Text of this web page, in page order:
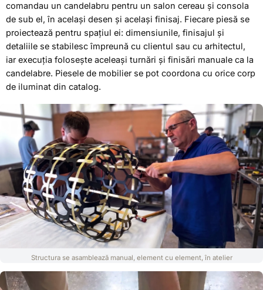
comandau un candelabru pentru un salon cereau și consola
de sub el, în același desen și același finisaj. Fiecare piesă se
proiectează pentru spațiul ei: dimensiunile, finisajul și
detaliile se stabilesc împreună cu clientul sau cu arhitectul,
iar execuția folosește aceleași turnări și finisări manuale ca la
candelabre. Piesele de mobilier se pot coordona cu orice corp
de iluminat din catalog.
Structura se asamblează manual, element cu element, în atelier